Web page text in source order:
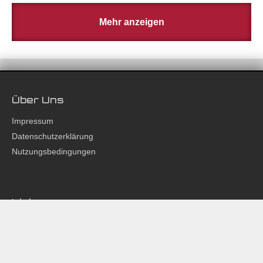
Mehr anzeigen
Über Uns
Impressum
Datenschutzerklärung
Nutzungsbedingungen
Links